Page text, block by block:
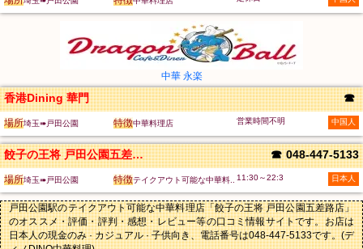
中華 永楽
香港Dining 華門 ☎
場所埼玉➠戸田公園 特徴中華料理店 営業時間不明 中国人
餃子の王将 戸田公園五差路店 ☎ 048-447-5133
場所埼玉➠戸田公園 特徴テイクアウト可能な中華料.. 11:30～22:3 日本人
戸田公園駅のテイクアウト可能な中華料理店「餃子の王将 戸田公園五差路店」
のオススメ・評価・評判・感想・レビュー等の口コミ情報サイトです。お店は
日本人の現金のみ · カジュアル · 子供向き、電話番号は048-447-5133です。(デ